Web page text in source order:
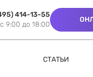
414-13-55
c 9:00 до 18:00
СТАТЬИ